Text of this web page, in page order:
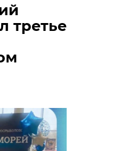
третье